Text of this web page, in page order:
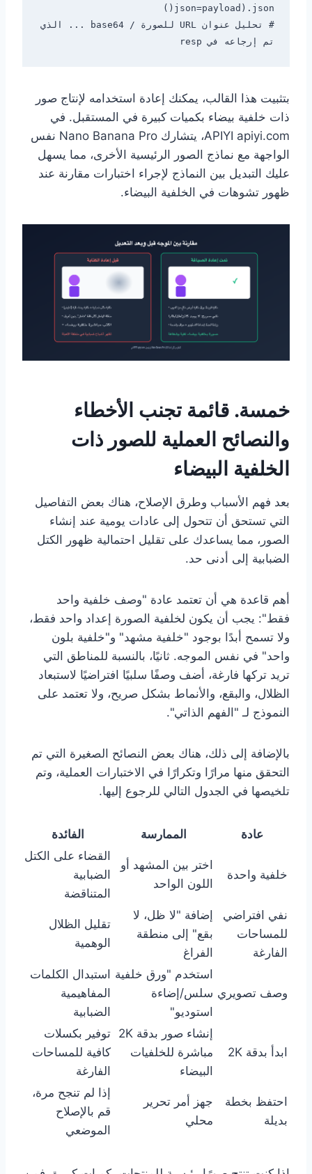
تم إرجاعه في resp
بتثبيت هذا القالب، يمكنك إعادة استخدامه لإنتاج صور
ذات خلفية بيضاء بكميات كبيرة في المستقبل. في
APIYI apiyi.com، يتشارك Nano Banana Pro نفس
الواجهة مع نماذج الصور الرئيسية الأخرى، مما يسهل
عليك التبديل بين النماذج لإجراء اختبارات مقارنة عند
ظهور تشوهات في الخلفية البيضاء.
خمسة. قائمة تجنب الأخطاء
والنصائح العملية للصور ذات
الخلفية البيضاء
بعد فهم الأسباب وطرق الإصلاح، هناك بعض التفاصيل
التي تستحق أن تتحول إلى عادات يومية عند إنشاء
الصور، مما يساعدك على تقليل احتمالية ظهور الكتل
الضبابية إلى أدنى حد.
أهم قاعدة هي أن تعتمد عادة "وصف خلفية واحد
فقط": يجب أن يكون لخلفية الصورة إعداد واحد فقط،
ولا تسمح أبدًا بوجود "خلفية مشهد" و"خلفية بلون
واحد" في نفس الموجه. ثانيًا، بالنسبة للمناطق التي
تريد تركها فارغة، أضف وصفًا سلبيًا افتراضيًا لاستبعاد
الظلال، والبقع، والأنماط بشكل صريح، ولا تعتمد على
النموذج لـ "الفهم الذاتي".
بالإضافة إلى ذلك، هناك بعض النصائح الصغيرة التي تم
التحقق منها مرارًا وتكرارًا في الاختبارات العملية، وتم
تلخيصها في الجدول التالي للرجوع إليها.
عادة الممارسة الفائدة
خلفية واحدة
اختر بين المشهد أو
اللون الواحد
القضاء على الكتل
الضبابية
المتناقضة
نفي افتراضي
للمساحات
الفارغة
إضافة "لا ظل، لا
بقع" إلى منطقة
الفراغ
تقليل الظلال
الوهمية
وصف تصويري
استخدم "ورق خلفية
سلس/إضاءة
استوديو"
استبدال الكلمات
المفاهيمية
الضبابية
ابدأ بدقة 2K
إنشاء صور بدقة 2K
مباشرة للخلفيات
البيضاء
توفير بكسلات
كافية للمساحات
الفارغة
احتفظ بخطة
بديلة
جهز أمر تحرير
محلي
إذا لم تنجح مرة،
قم بالإصلاح
الموضعي